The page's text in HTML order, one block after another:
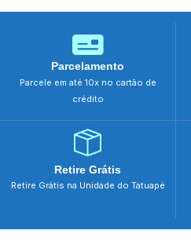
Parcelamento
Parcele em até 10x no cartão de
crédito
Retire Grátis
Retire Grátis na Unidade do Tatuapé